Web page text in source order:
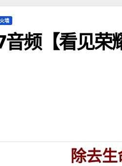
墙
频【看见荣
除去